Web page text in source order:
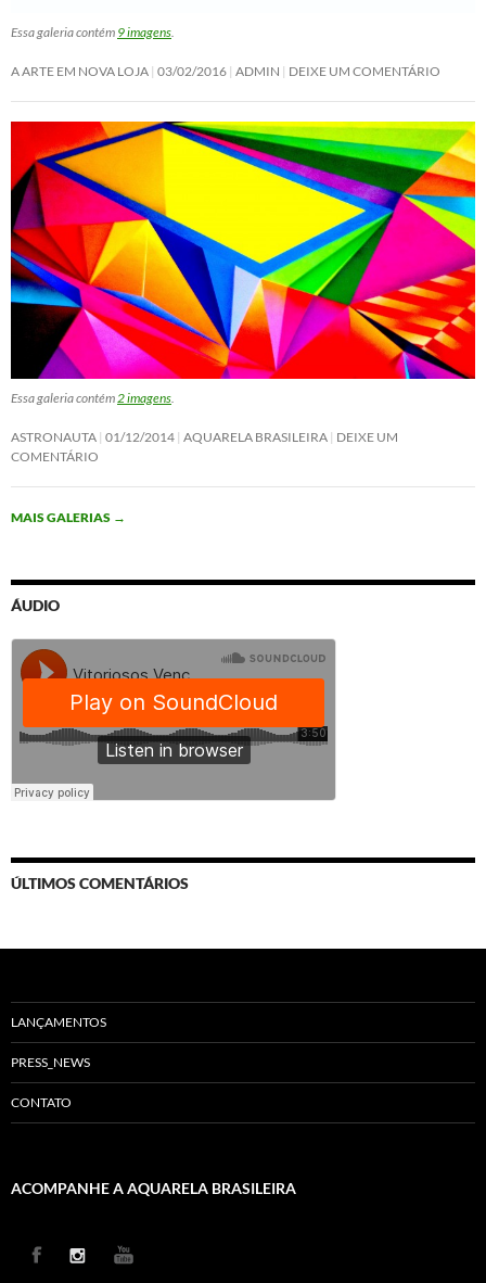
Essa galeria contém 9 imagens
A ARTE EM NOVA LOJA 03/02/2016 ADMIN DEIXE UM COMENTÁRIO
Essa galeria contém 2 imagens
ASTRONAUTA 01/12/2014 AQUARELA BRASILEIRA DEIXE UM
COMENTÁRIO
MAIS GALERIAS →
ÁUDIO
ÚLTIMOS COMENTÁRIOS
LANÇAMENTOS
PRESS_NEWS
CONTATO
ACOMPANHE A AQUARELA BRASILEIRA